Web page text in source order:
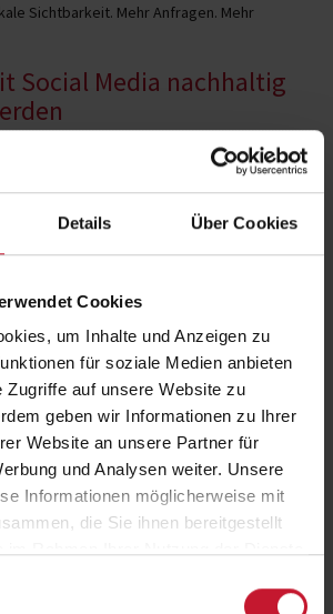
Details Über Cookies
Cookies
um Inhalte und Anzeigen zu
für soziale Medien anbieten
Zugriffe auf unsere Website zu
geben wir Informationen zu Ihrer
Website an unsere Partner für
und Analysen weiter. Unsere
Informationen möglicherweise mit
die Sie ihnen bereitgestellt
Sichtbarkeit. Mehr Anfragen. Mehr
Social Media nachhaltig
mehr als Entertainment. Immer mehr Menschen
Gesundheitsinformationen, Trainingstipps und
Community aufbaust
deine Sichtbarkeit erhöht
wirklich funktionieren
du kennen solltest
innen und Studierende ist das eine riesige
zu etablieren.